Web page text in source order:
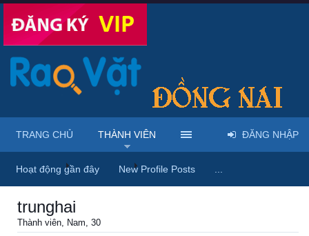
Trang chủ Thành viên trunghai
trunghai
Thành viên, Nam, 30
TRANG CHỦ THÀNH VIÊN
Hoạt động gần đây New Profile Posts
ĐĂNG NHẬP